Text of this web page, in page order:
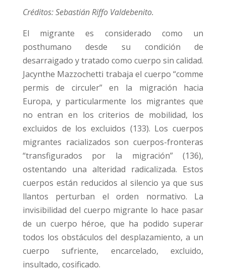
Créditos: Sebastián Riffo Valdebenito.
El migrante es considerado como un
posthumano desde su condición de
desarraigado y tratado como cuerpo sin calidad.
Jacynthe Mazzochetti trabaja el cuerpo “comme
permis de circuler” en la migración hacia
Europa, y particularmente los migrantes que
no entran en los criterios de mobilidad, los
excluidos de los excluidos (133). Los cuerpos
migrantes racializados son cuerpos-fronteras
“transfigurados por la migración” (136),
ostentando una alteridad radicalizada. Estos
cuerpos están reducidos al silencio ya que sus
llantos perturban el orden normativo. La
invisibilidad del cuerpo migrante lo hace pasar
de un cuerpo héroe, que ha podido superar
todos los obstáculos del desplazamiento, a un
cuerpo sufriente, encarcelado, excluido,
insultado, cosificado.